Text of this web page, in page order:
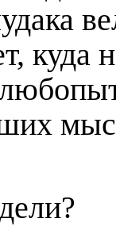
куда